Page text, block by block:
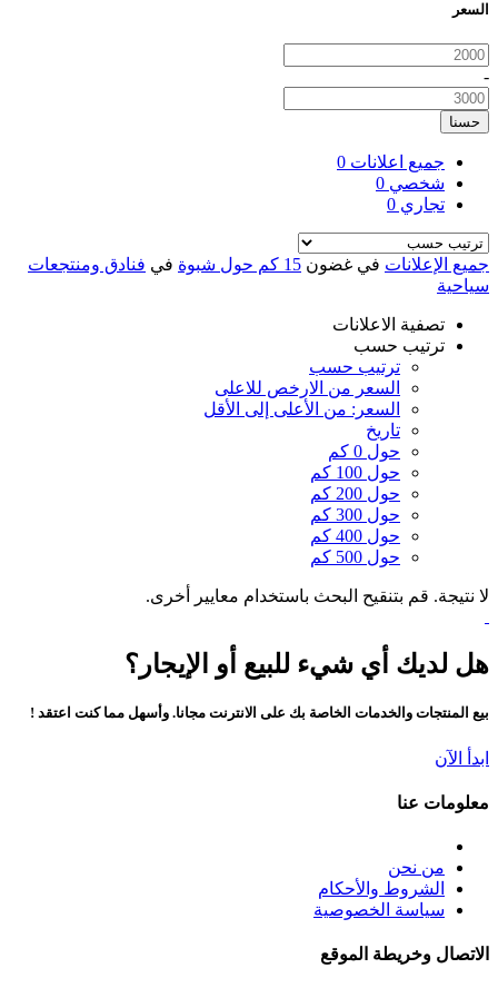
السعر
-
حسنا
جميع اعلانات 0
شخصي 0
تجاري 0
جميع الإعلانات في غضون 15 كم حول شبوة في فنادق ومنتجعات
سياحية
تصفية الاعلانات
ترتيب حسب
ترتيب حسب
السعر من الارخص للاعلى
السعر: من الأعلى إلى الأقل
تاريخ
حول 0 كم
حول 100 كم
حول 200 كم
حول 300 كم
حول 400 كم
حول 500 كم
لا نتيجة. قم بتنقيح البحث باستخدام معايير أخرى.
هل لديك أي شيء للبيع أو الإيجار؟
بيع المنتجات والخدمات الخاصة بك على الانترنت مجانا. وأسهل مما كنت اعتقد !
ابدأ الآن
معلومات عنا
من نحن
الشروط والأحكام
سياسة الخصوصية
الاتصال وخريطة الموقع